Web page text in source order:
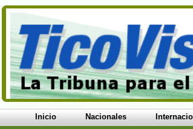
Inicio Nacionales